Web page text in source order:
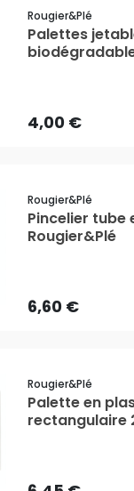
Rougier&plé
Palettes
4,00 €
Rougier&plé
Pincelier tube
Rougier&Plé
6,60 €
Rougier&plé
Palette en
rectangulaire